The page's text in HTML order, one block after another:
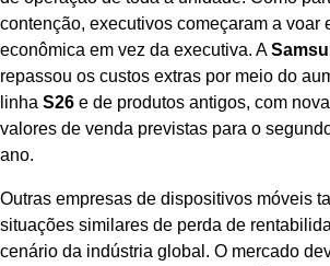
contenção, executivos começaram a voar
econômica em vez da executiva. A
repassou os custos extras por meio do
linha S26 e de produtos antigos, com
valores de venda previstas para o
ano.
Outras empresas de dispositivos móveis
situações similares de perda de
cenário da indústria global. O mercado